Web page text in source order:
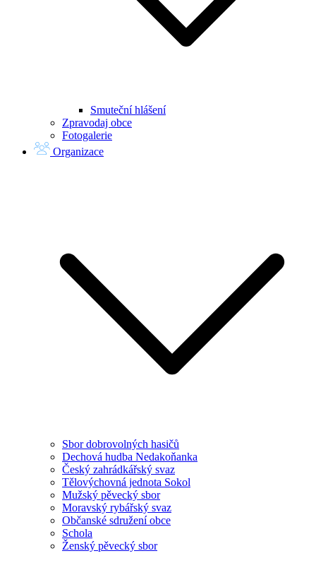
Smuteční hlášení
Zpravodaj obce
Fotogalerie
Organizace
Sbor dobrovolných hasičů
Dechová hudba Nedakoňanka
Český zahrádkářský svaz
Tělovýchovná jednota Sokol
Mužský pěvecký sbor
Moravský rybářský svaz
Občanské sdružení obce
Schola
Ženský pěvecký sbor